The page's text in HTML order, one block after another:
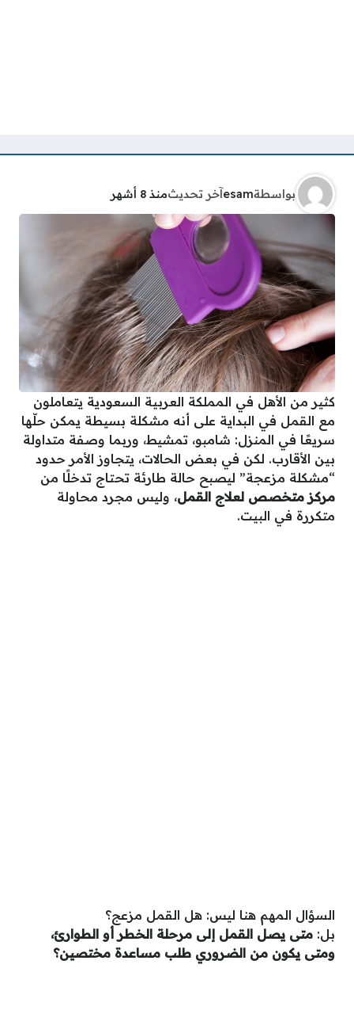
بواسطةesamآخر تحديثمنذ 8 أشهر
كثير من الأهل في المملكة العربية السعودية يتعاملون
مع القمل في البداية على أنه مشكلة بسيطة يمكن حلّها
سريعًا في المنزل: شامبو، تمشيط، وربما وصفة متداولة
بين الأقارب. لكن في بعض الحالات، يتجاوز الأمر حدود
“مشكلة مزعجة” ليصبح حالة طارئة تحتاج تدخلًا من
مركز متخصص لعلاج القمل، وليس مجرد محاولة
متكررة في البيت.
السؤال المهم هنا ليس: هل القمل مزعج؟
بل: متى يصل القمل إلى مرحلة الخطر أو الطوارئ،
ومتى يكون من الضروري طلب مساعدة مختصين؟